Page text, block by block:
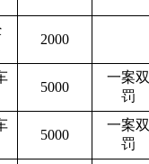
2000
5000
一案双
罚
5000
一案双
罚